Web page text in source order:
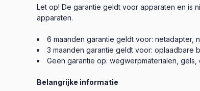
Let op! De garantie geldt voor apparaten en is
apparaten.
6 maanden garantie geldt voor: netadapter,
3 maanden garantie geldt voor: oplaadbare
Geen garantie op: wegwerpmaterialen,
Belangrijke informatie